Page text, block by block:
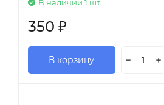
В наличии 1 шт.
350 ₽
В корзину